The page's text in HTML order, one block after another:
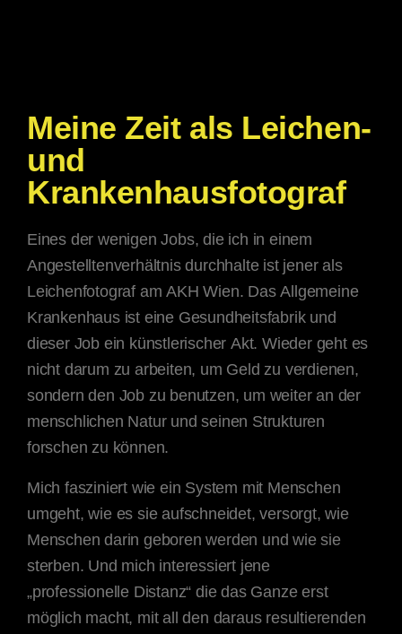
Meine Zeit als Leichen-
und
Krankenhausfotograf
Eines der wenigen Jobs, die ich in einem
Angestelltenverhältnis durchhalte ist jener als
Leichenfotograf am AKH Wien. Das Allgemeine
Krankenhaus ist eine Gesundheitsfabrik und
dieser Job ein künstlerischer Akt. Wieder geht es
nicht darum zu arbeiten, um Geld zu verdienen,
sondern den Job zu benutzen, um weiter an der
menschlichen Natur und seinen Strukturen
forschen zu können.
Mich fasziniert wie ein System mit Menschen
umgeht, wie es sie aufschneidet, versorgt, wie
Menschen darin geboren werden und wie sie
sterben. Und mich interessiert jene
„professionelle Distanz“ die das Ganze erst
möglich macht, mit all den daraus resultierenden